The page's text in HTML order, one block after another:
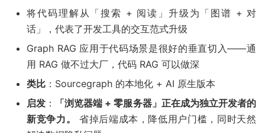
将代码理解从「搜索 + 阅读」升级为「图谱 + 对
话」，代表了开发工具的交互范式升级
Graph RAG 应用于代码场景是很好的垂直切入——通
用 RAG 做不过大厂，代码 RAG 可以做深
类比 ：Sourcegraph 的本地化 + AI 原生版本
启发 ：
「浏览器端 + 零服务器」正在成为独立开发者的
新竞争力。
省掉后端成本，降低用户门槛，同时天然